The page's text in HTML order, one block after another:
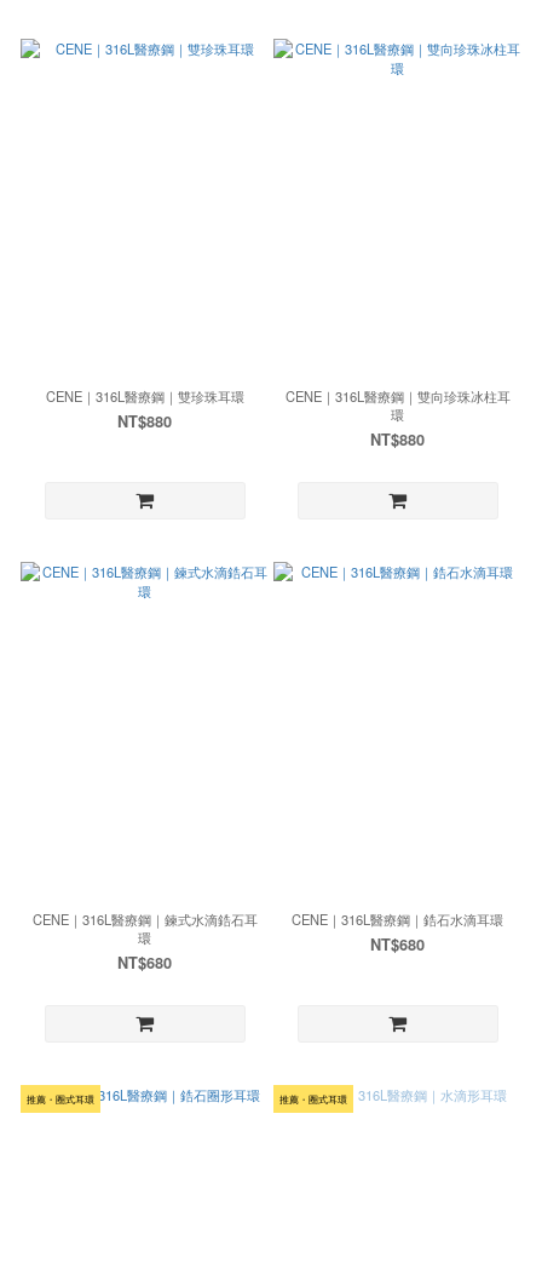
CENE｜316L醫療鋼｜雙珍珠耳環
NT$880
CENE｜316L醫療鋼｜雙向珍珠冰柱耳
環
NT$880
CENE｜316L醫療鋼｜鍊式水滴鋯石耳
環
NT$680
CENE｜316L醫療鋼｜鋯石水滴耳環
NT$680
推薦・圈式耳環 推薦・圈式耳環